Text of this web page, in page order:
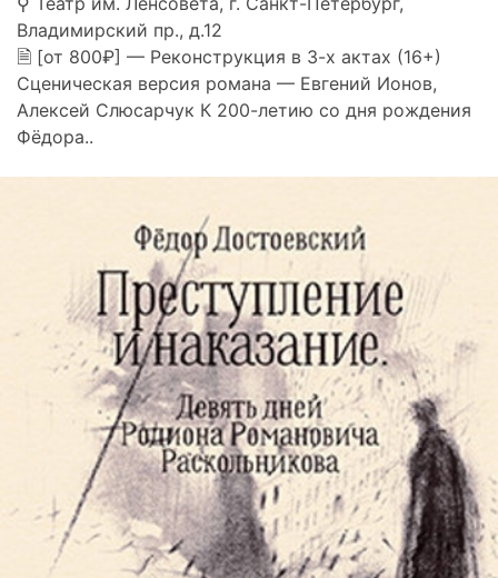
Владимирский пр., д.12
🗎 [от 800₽] — Реконструкция в 3-х актах (16+)
Сценическая версия романа — Евгений Ионов,
Алексей Слюсарчук К 200-летию со дня рождения
Фёдора..